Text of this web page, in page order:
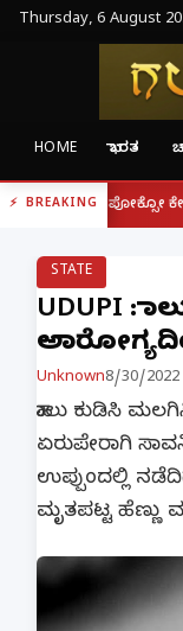
Thursday, 6 August
HOME ಭಾರತ
BREAKING
ಕೇಸ್ ರದ್ದಾಗಲ್ಲ:
STATE
UDUPI :
Unknown8/30/2022
ಹಾಲು ಕುಡಿಸಿ
ಏರುಪೇರಾಗಿ
ಉಪ್ಪುಂದಲ್ಲಿ
ಮೃತಪಟ್ಟ ಹೆಣ್ಣು